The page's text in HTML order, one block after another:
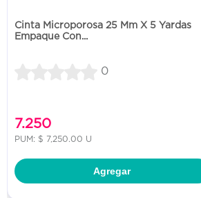
Cinta Microporosa 25 Mm X 5 Yardas
Empaque Con...
0
7.250
PUM: $ 7,250.00 U
Agregar